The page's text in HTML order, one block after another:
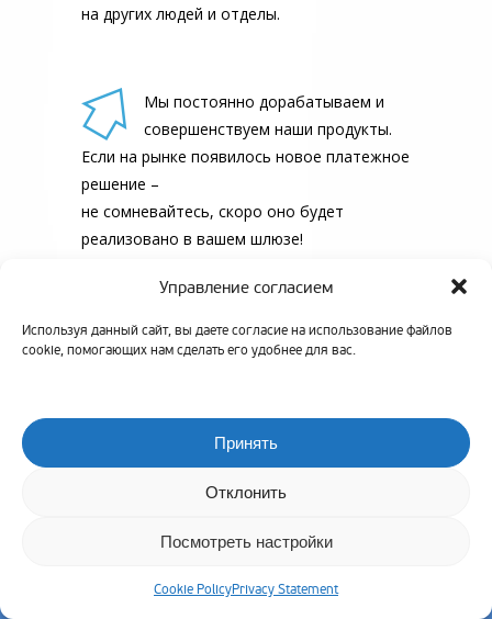
Управление согласием
Используя данный сайт, вы даете согласие на использование файлов
cookie, помогающих нам сделать его удобнее для вас.
Принять
Отклонить
Посмотреть настройки
Cookie PolicyPrivacy Statement
на других людей и отделы.
Мы постоянно дорабатываем и
совершенствуем наши продукты.
Если на рынке появилось новое платежное
решение –
не сомневайтесь, скоро оно будет
реализовано в вашем шлюзе!
Установить
выгодный
интернет-
на свой сайтбесплатно
прямо сейчас